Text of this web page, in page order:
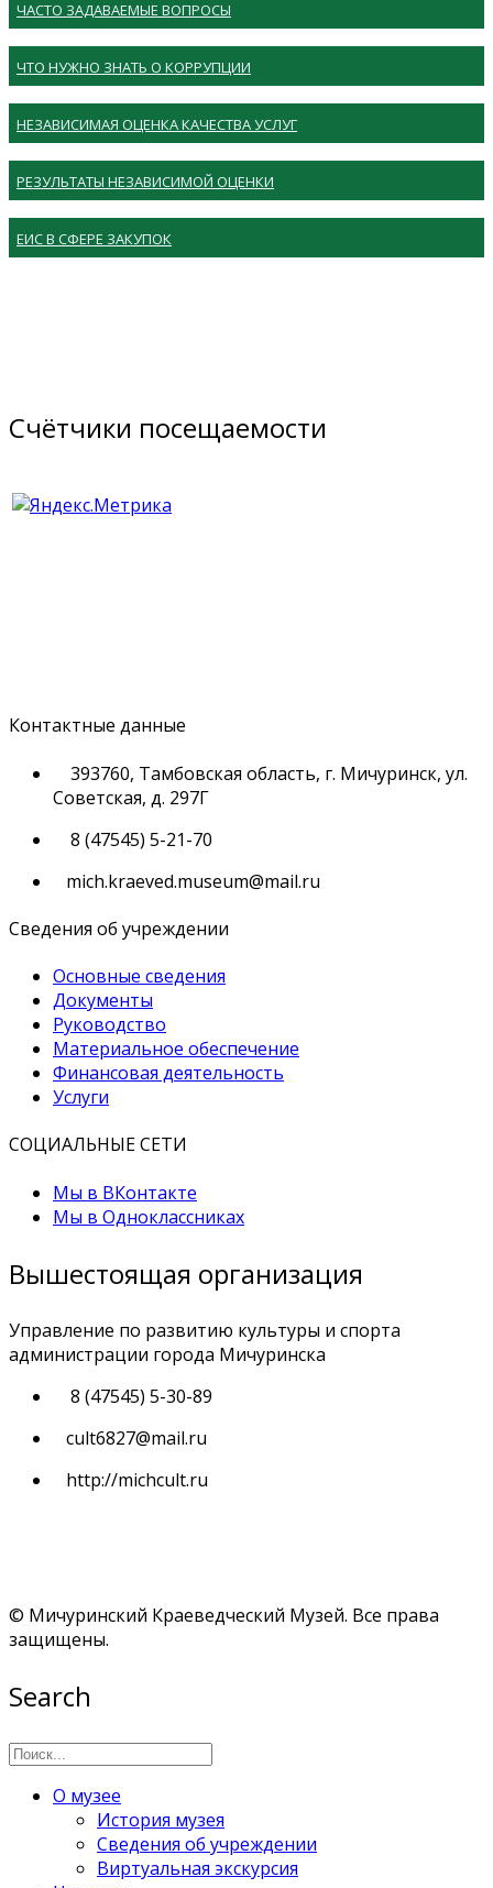
ЧАСТО ЗАДАВАЕМЫЕ ВОПРОСЫ
ЧТО НУЖНО ЗНАТЬ О КОРРУПЦИИ
НЕЗАВИСИМАЯ ОЦЕНКА КАЧЕСТВА УСЛУГ
РЕЗУЛЬТАТЫ НЕЗАВИСИМОЙ ОЦЕНКИ
ЕИС В СФЕРЕ ЗАКУПОК
Счётчики посещаемости
Контактные данные
393760, Тамбовская область, г. Мичуринск, ул.
Советская, д. 297Г
8 (47545) 5-21-70
mich.kraeved.museum@mail.ru
Сведения об учреждении
Основные сведения
Документы
Руководство
Материальное обеспечение
Финансовая деятельность
Услуги
СОЦИАЛЬНЫЕ СЕТИ
Мы в ВКонтакте
Мы в Одноклассниках
Вышестоящая организация
Управление по развитию культуры и спорта
администрации города Мичуринска
8 (47545) 5-30-89
cult6827@mail.ru
http://michcult.ru
© Мичуринский Краеведческий Музей. Все права
защищены.
Search
О музее
История музея
Сведения об учреждении
Виртуальная экскурсия